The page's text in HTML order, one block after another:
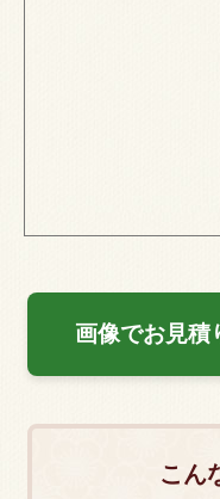
画像でお見積
こん